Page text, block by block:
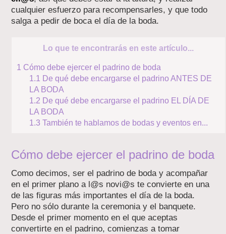
cualquier esfuerzo para recompensarles, y que todo
salga a pedir de boca el día de la boda.
Lo que te encontrarás en este artículo...
1 Cómo debe ejercer el padrino de boda
1.1 De qué debe encargarse el padrino ANTES DE
LA BODA
1.2 De qué debe encargarse el padrino EL DÍA DE
LA BODA
1.3 También te hablamos de bodas y eventos en...
Cómo debe ejercer el padrino de boda
Como decimos, ser el padrino de boda y acompañar
en el primer plano a l@s novi@s te convierte en una
de las figuras más importantes el día de la boda.
Pero no sólo durante la ceremonia y el banquete.
Desde el primer momento en el que aceptas
convertirte en el padrino, comienzas a tomar